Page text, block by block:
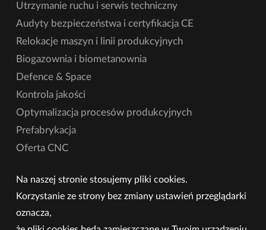
Utrzymanie ruchu i serwis techniczny
Audyty bezpieczeństwa i certyfikacja CE
Relokacje maszyn i linii produkcyjnych
Biogazownia i biometanownia
Defence & Space
Kontrola jakości
Optymalizacja procesów produkcyjnych
Prefabrykacja
Oferta CNC
Na naszej stronie stosujemy pliki cookies.
Korzystanie ze strony bez zmiany ustawień przeglądarki
oznacza,